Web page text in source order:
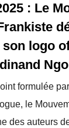
: Le
son logo
formulée
le
des auteurs